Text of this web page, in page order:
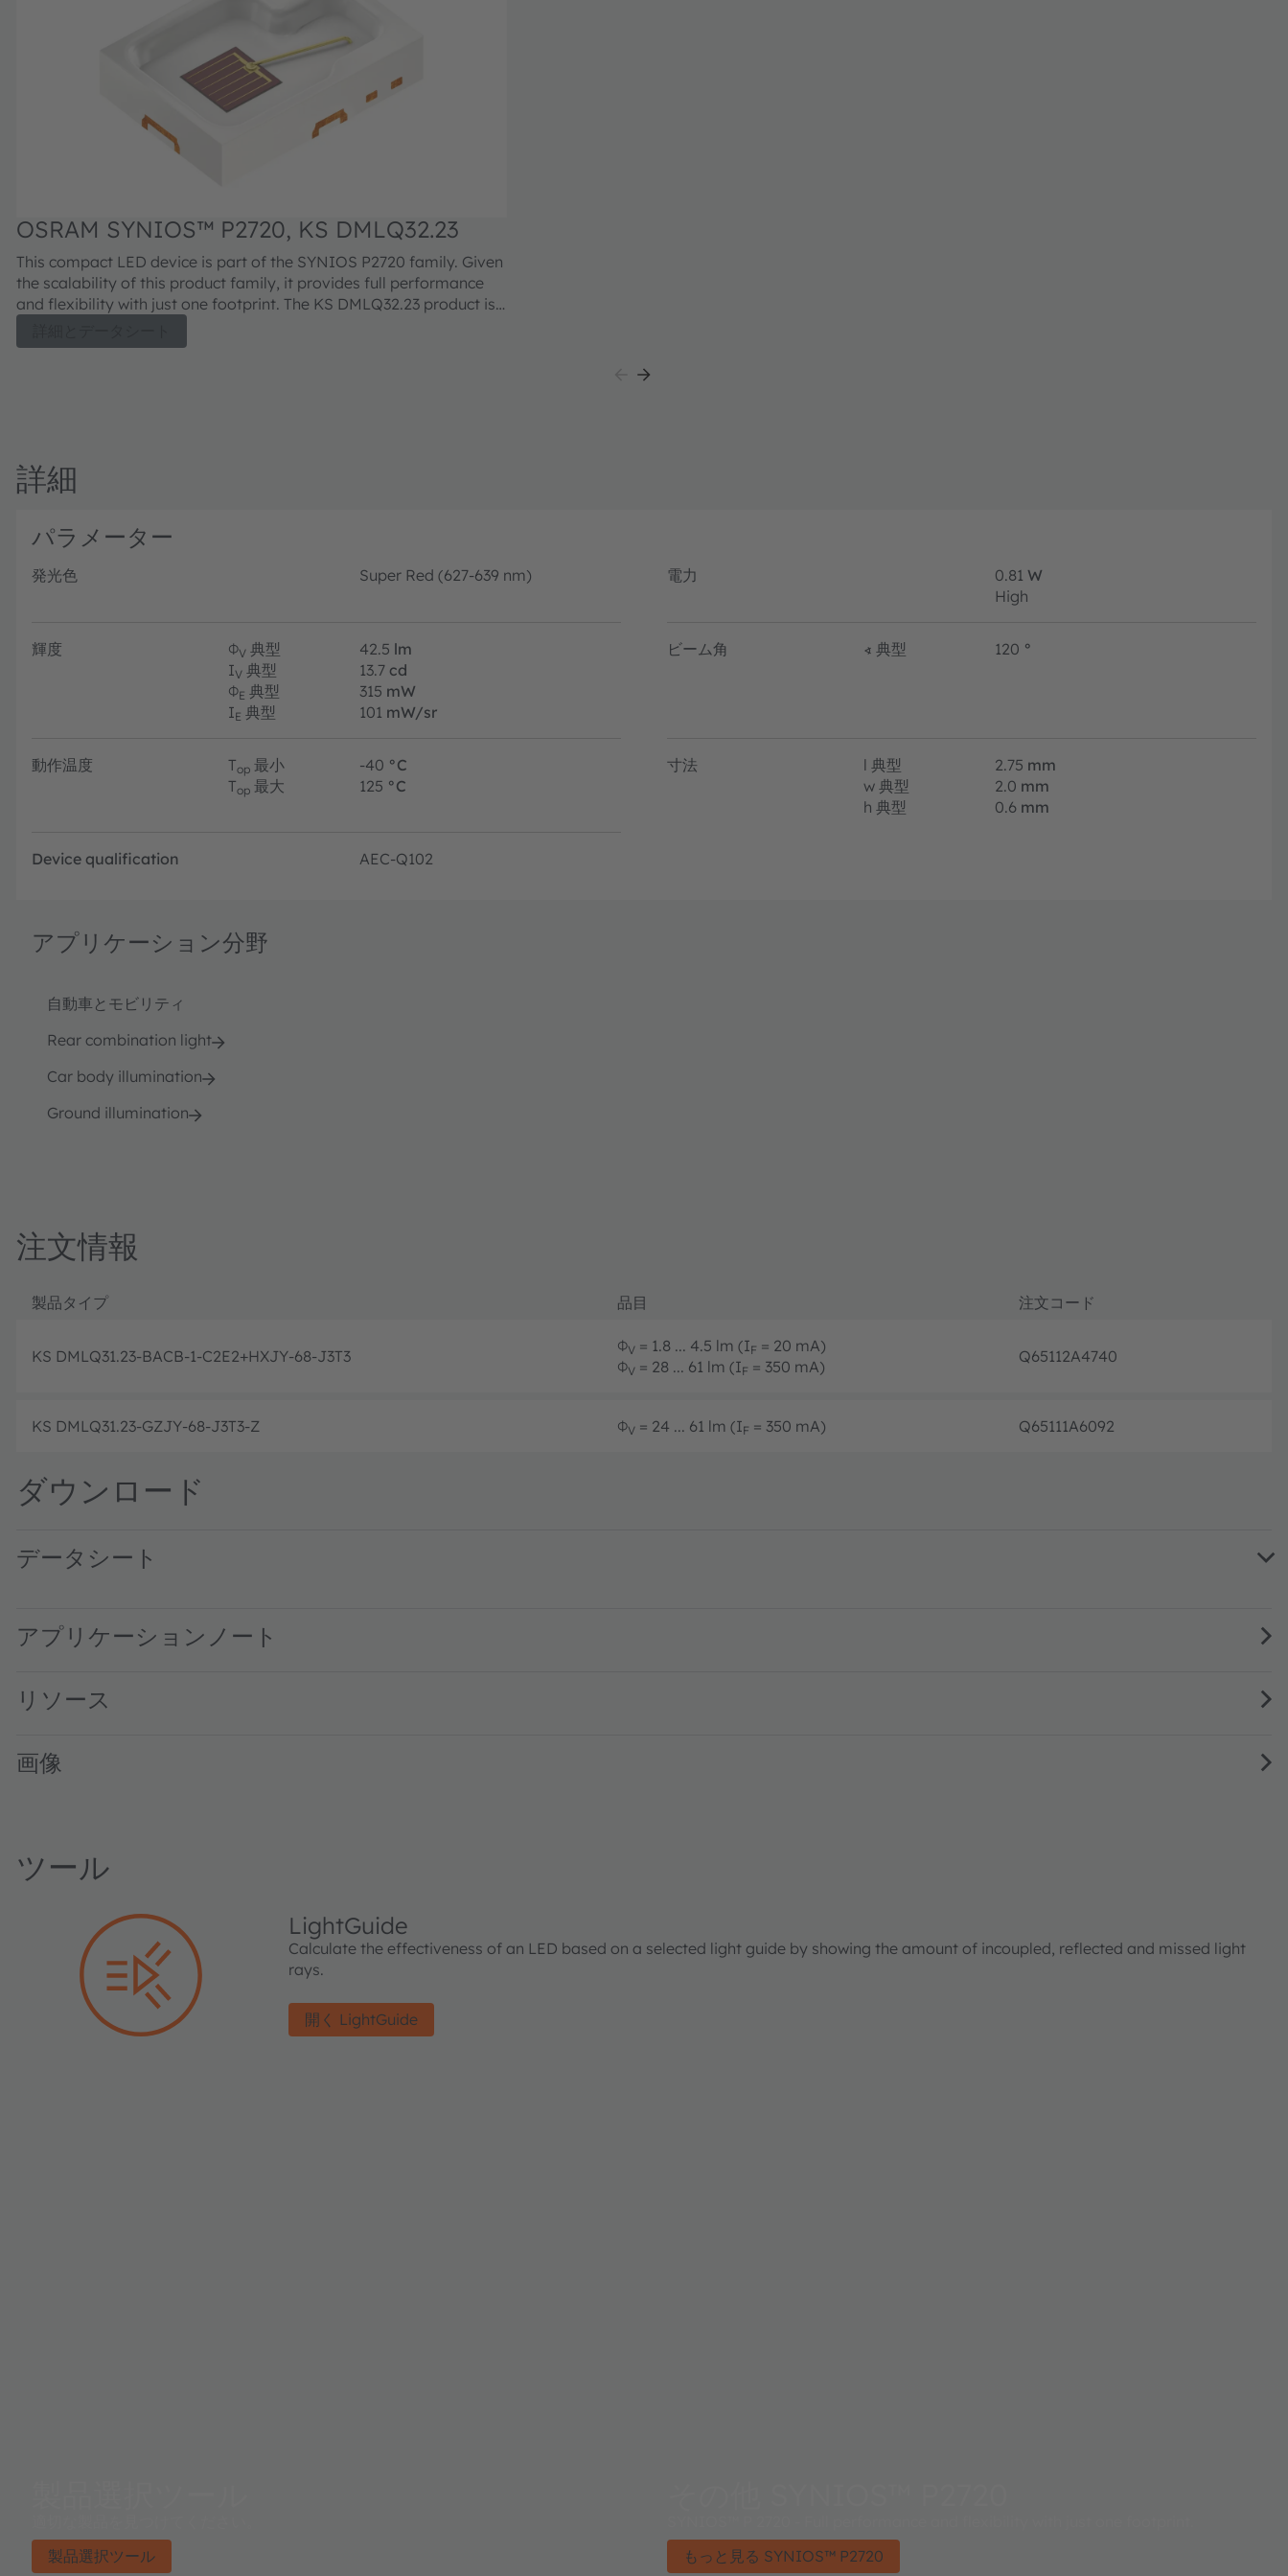
OSRAM SYNIOS™ P2720, KS DMLQ32.23
This compact LED device is part of the SYNIOS P2720 family. Given
the scalability of this product family, it provides full performance
and flexibility with just one footprint. The KS DMLQ32.23 product is
next generation SYNIOS™ P2720 Kx DMLQ32.23 delivers higher
詳細
パラメーター
発光色 Super Red (627-639 nm) 電力 0.81 W
High
輝度 ΦV 典型 42.5 lm
IV 典型 13.7 cd
ΦE 典型 315 mW
IE 典型 101 mW/sr
ビーム角 ∢ 典型 120 °
動作温度 Top 最小 -40 °C
Top 最大 125 °C
寸法 l 典型 2.75 mm
w 典型 2.0 mm
h 典型 0.6 mm
Device qualification AEC-Q102
アプリケーション分野
自動車とモビリティ
Rear combination light
Car body illumination
Ground illumination
注文情報
製品タイプ 品目 注文コード
KS DMLQ31.23-BACB-1-C2E2+HXJY-68-J3T3
ΦV = 1.8 ... 4.5 lm (IF = 20 mA)
ΦV = 28 ... 61 lm (IF = 350 mA)
Q65112A4740
KS DMLQ31.23-GZJY-68-J3T3-Z ΦV = 24 ... 61 lm (IF = 350 mA) Q65111A6092
ダウンロード
データシート
アプリケーションノート
リソース
画像
ツール
LightGuide
Calculate the effectiveness of an LED based on a selected light guide by showing the amount of incoupled, reflected and missed light
rays.
開く LightGuide
製品選択ツール
もっと見る SYNIOS™ P2720